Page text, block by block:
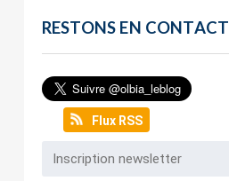
RESTONS EN CONTACT
Flux RSS